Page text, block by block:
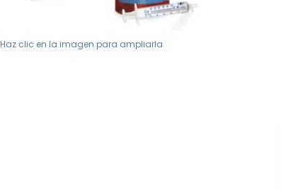
Haz clic en la imagen para ampliarla